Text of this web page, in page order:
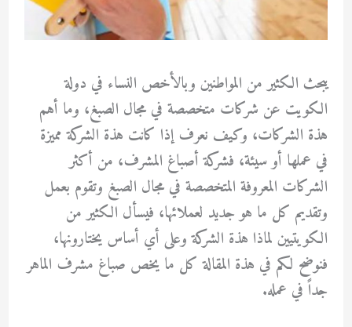
يبحث الكثير من المواطنين وبالأخص النساء في دولة
الكويت عن شركات متخصصة في مجال الصبغ، وما أهم
هذة الشركات، وكيف نعرف إذا كانت هذة الشركة مميزة
في عملها أو سيئة، فشركة أصباغ المشرف، من أكثر
الشركات المعروفة المتخصصة في مجال الصبغ وتقوم بعمل
وتقديم كل ما هو جديد لعملائها، فيسأل الكثير من
الكويتيين لماذا هذة الشركة وعلى أي أساس يختارونها،
فنوضح لكم في هذة المقالة كل ما يخص صباغ مشرف الماهر
جداً في عمله.